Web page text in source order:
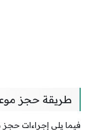
طريقة حجز
فيما يلي إجراءات